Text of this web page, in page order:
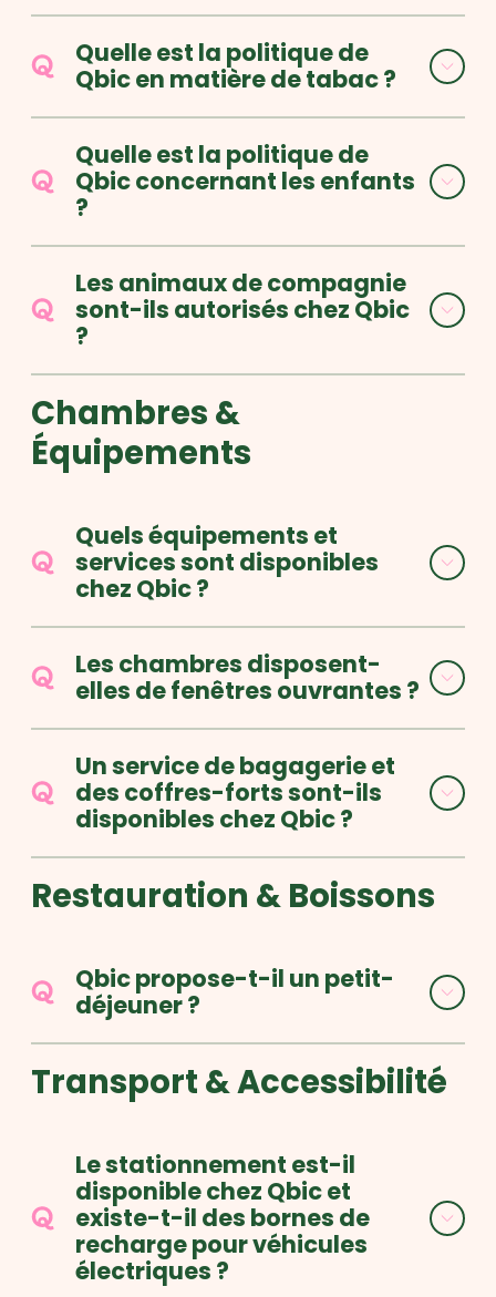
Quelle est la politique de
Qbic en matière de tabac ?
Quelle est la politique de
Qbic concernant les enfants
?
Les animaux de compagnie
sont-ils autorisés chez Qbic
?
Chambres &
Équipements
Quels équipements et
services sont disponibles
chez Qbic ?
Les chambres disposent-
elles de fenêtres ouvrantes ?
Un service de bagagerie et
des coffres-forts sont-ils
disponibles chez Qbic ?
Restauration & Boissons
Qbic propose-t-il un petit-
déjeuner ?
Transport & Accessibilité
Le stationnement est-il
disponible chez Qbic et
existe-t-il des bornes de
recharge pour véhicules
électriques ?